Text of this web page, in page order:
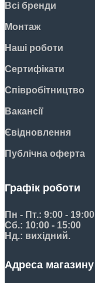
Всі бренди
Монтаж
Наші роботи
Сертифікати
Співробітництво
Вакансії
Євідновлення
Публічна оферта
Графік роботи
Пн - Пт.: 9:00 - 19:00
Сб.: 10:00 - 15:00
Нд.: вихідний.
Адреса магазину